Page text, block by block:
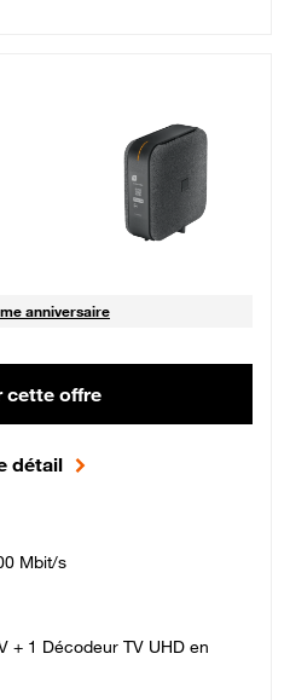
49,99 € par mois, Sans engagement
anniversaire
cette offre
détail
Mbit/s
+ 1 Décodeur TV UHD en